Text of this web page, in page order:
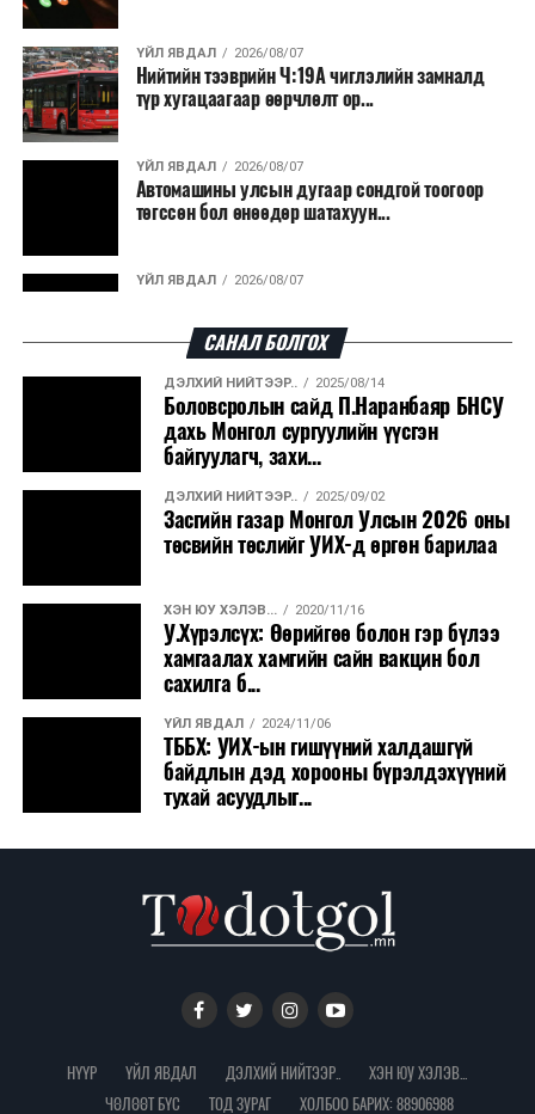
ҮЙЛ ЯВДАЛ 2026/08/07
Нийтийн тээврийн Ч:19А чиглэлийн замналд
түр хугацаагаар өөрчлөлт ор...
ҮЙЛ ЯВДАЛ 2026/08/07
Автомашины улсын дугаар сондгой тоогоор
төгссөн бол өнөөдөр шатахуун...
ҮЙЛ ЯВДАЛ 2026/08/07
ДЭЛХИЙ НИЙТЭЭР.. 2026/08/06
“Уралдронзавод” компанийн ерөнхий
захирлын автомашиныг дэлбэлжээ...
ҮЙЛ ЯВДАЛ 2026/08/06
Сүхбаатар боомтоор тав хоногт 10 мянга гаруй
тонн АИ-92 автобензин и...
ДЭЛХИЙ НИЙТЭЭР..
Вашингтон мужийн ой хээрийн түймрийг
хяналтад авах ажил ахицтай байн...
ДЭЛХИЙ НИЙТЭЭР..
АНУ, Иран Ормузын хоолойг нээх тохиролцоонд
ойртож байна
ХЭН ЮУ ХЭЛЭВ... 2026/08/06
өрсөлдөөн ширүүсэв
тэрбум төгрөг хэмнэжээ
ҮЙЛ ЯВДАЛ 2026/08/06
Нэгдүгээр ангийн элсэлтийг E-Mongolia-аар
САНАЛ БОЛГОХ
ДЭЛХИЙ НИЙТЭЭР.. 2025/08/14
Боловсролын сайд П.Наранбаяр БНСУ
дахь Монгол сургуулийн үүсгэн
байгуулагч, захи...
ДЭЛХИЙ НИЙТЭЭР.. 2025/09/02
Засгийн газар Монгол Улсын 2026 оны
төсвийн төслийг УИХ-д өргөн барилаа
ХЭН ЮУ ХЭЛЭВ... 2020/11/16
У.Хүрэлсүх: Өөрийгөө болон гэр бүлээ
хамгаалах хамгийн сайн вакцин бол
сахилга б...
ҮЙЛ ЯВДАЛ 2024/11/06
ТББХ: УИХ-ын гишүүний халдашгүй
байдлын дэд хорооны бүрэлдэхүүний
тухай асуудлыг...
НҮҮР ҮЙЛ ЯВДАЛ ДЭЛХИЙ НИЙТЭЭР..
ХЭН ЮУ ХЭЛЭВ...
ЧӨЛӨӨТ БҮС
ТОД ЗУРАГ ХОЛБОО БАРИХ: 88906988